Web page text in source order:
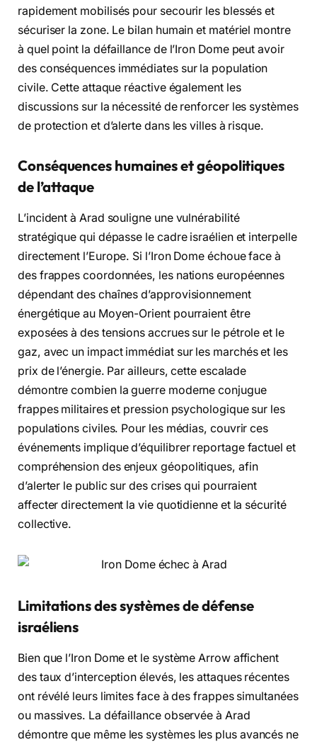
rapidement mobilisés pour secourir les blessés et
sécuriser la zone. Le bilan humain et matériel montre
à quel point la défaillance de l’Iron Dome peut avoir
des conséquences immédiates sur la population
civile. Cette attaque réactive également les
discussions sur la nécessité de renforcer les systèmes
de protection et d’alerte dans les villes à risque.
Conséquences humaines et géopolitiques
de l’attaque
L’incident à Arad souligne une vulnérabilité
stratégique qui dépasse le cadre israélien et interpelle
directement l’Europe. Si l’Iron Dome échoue face à
des frappes coordonnées, les nations européennes
dépendant des chaînes d’approvisionnement
énergétique au Moyen-Orient pourraient être
exposées à des tensions accrues sur le pétrole et le
gaz, avec un impact immédiat sur les marchés et les
prix de l’énergie. Par ailleurs, cette escalade
démontre combien la guerre moderne conjugue
frappes militaires et pression psychologique sur les
populations civiles. Pour les médias, couvrir ces
événements implique d’équilibrer reportage factuel et
compréhension des enjeux géopolitiques, afin
d’alerter le public sur des crises qui pourraient
affecter directement la vie quotidienne et la sécurité
collective.
Limitations des systèmes de défense
israéliens
Bien que l’Iron Dome et le système Arrow affichent
des taux d’interception élevés, les attaques récentes
ont révélé leurs limites face à des frappes simultanées
ou massives. La défaillance observée à Arad
démontre que même les systèmes les plus avancés ne